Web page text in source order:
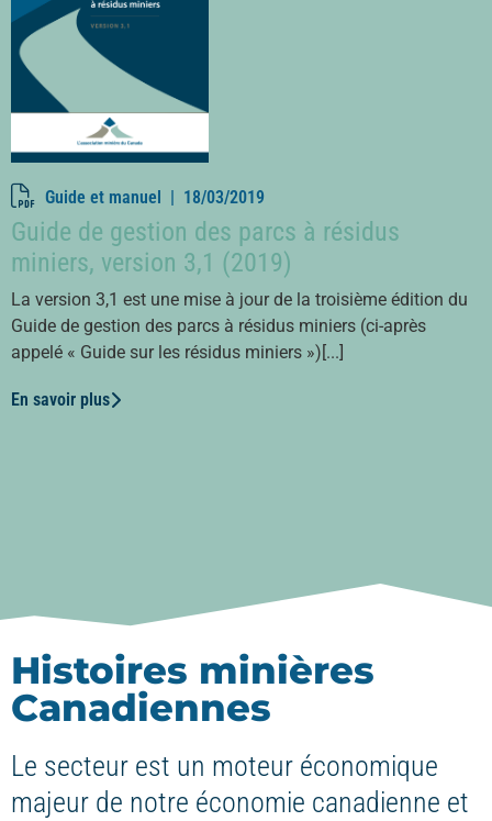
Guide et manuel | 18/03/2019
Guide de gestion des parcs à résidus
miniers, version 3,1 (2019)
La version 3,1 est une mise à jour de la troisième édition du
Guide de gestion des parcs à résidus miniers (ci-après
appelé « Guide sur les résidus miniers »)[...]
En savoir plus
Histoires minières
Canadiennes
Le secteur est un moteur économique
majeur de notre économie canadienne et